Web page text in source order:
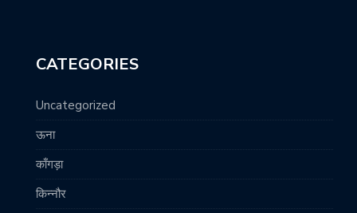
CATEGORIES
Uncategorized
ऊना
काँगड़ा
किन्नौर